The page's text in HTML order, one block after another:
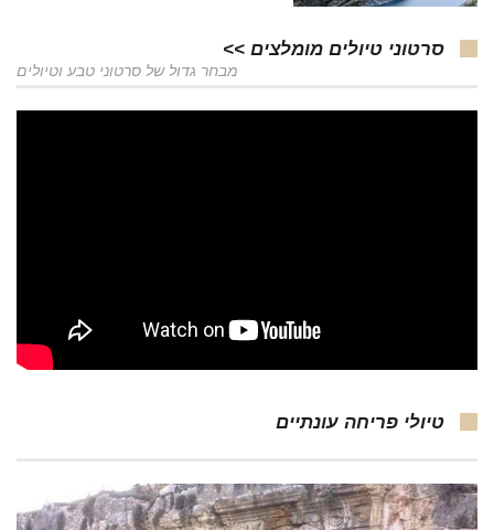
סרטוני טיולים מומלצים >>
מבחר גדול של סרטוני טבע וטיולים
טיולי פריחה עונתיים